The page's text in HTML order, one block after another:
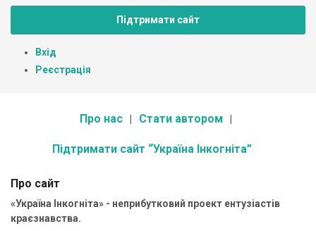
Підтримати сайт
Вхід
Реєстрація
Про нас Стати автором
Підтримати сайт “Україна Інкогніта”
Про сайт
«Україна Інкогніта» - неприбутковий проект ентузіастів
краєзнавства.